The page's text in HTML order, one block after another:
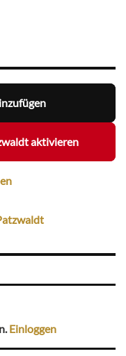
aktivieren
Einloggen